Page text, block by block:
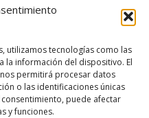
utilizamos tecnologías como las
la información del dispositivo. El
permitirá procesar datos
o las identificaciones únicas
puede afectar
y funciones.